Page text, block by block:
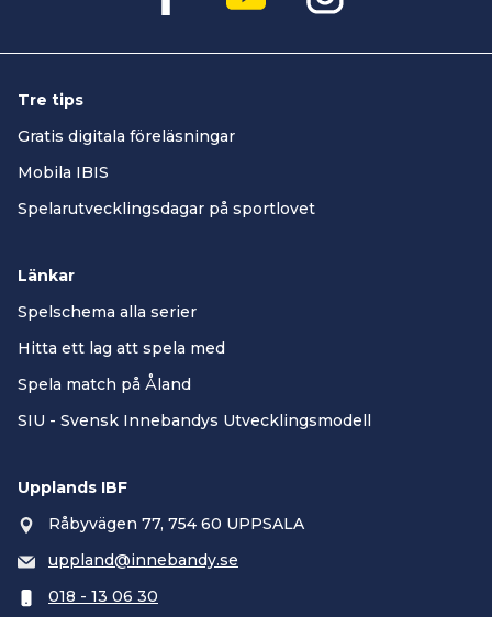
Tre tips
Gratis digitala föreläsningar
Mobila IBIS
Spelarutvecklingsdagar på sportlovet
Länkar
Spelschema alla serier
Hitta ett lag att spela med
Spela match på Åland
SIU - Svensk Innebandys Utvecklingsmodell
Upplands IBF
Råbyvägen 77, 754 60 UPPSALA
uppland@innebandy.se
018 - 13 06 30